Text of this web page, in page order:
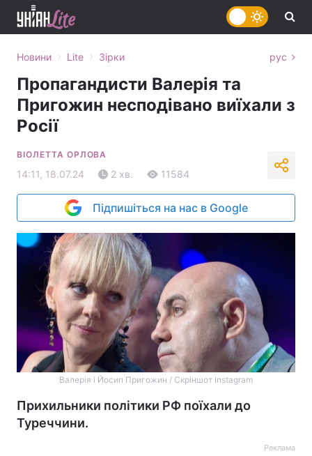
Новини › Lite › Зірки рус
Пропагандисти Валерія та
Пригожин несподівано виїхали з
Росії
ВІОЛЕТТА ОРЛОВА
14:11, 18.07.24 2 хв. 11584
Підпишіться на нас в Google
Валерія і Йосип Пригожин / Скріншот Instagram
Прихильники політики РФ поїхали до
Туреччини.
Реклама